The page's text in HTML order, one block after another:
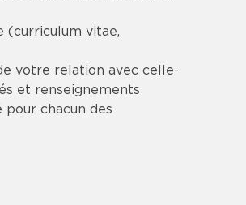
(curriculum vitae,
votre relation avec celle-
et renseignements
chacun des